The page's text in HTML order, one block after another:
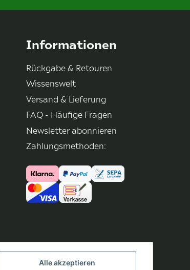
Alle akzeptieren
Informationen
Rückgabe & Retouren
Wissenswelt
Versand & Lieferung
FAQ - Häufige Fragen
Newsletter abonnieren
Zahlungsmethoden: